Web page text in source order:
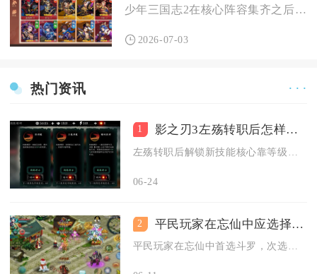
少年三国志2在核心阵容集齐之后，依旧存在合理的抽卡必要性，并...
2026-07-03
热门资讯 · · ·
1 影之刃3左殇转职后怎样解锁新技能
06-24
2 平民玩家在忘仙中应选择何种职业
平民玩家在忘仙中首选斗罗，次选灵尊，二者装备门槛低、生存强、...